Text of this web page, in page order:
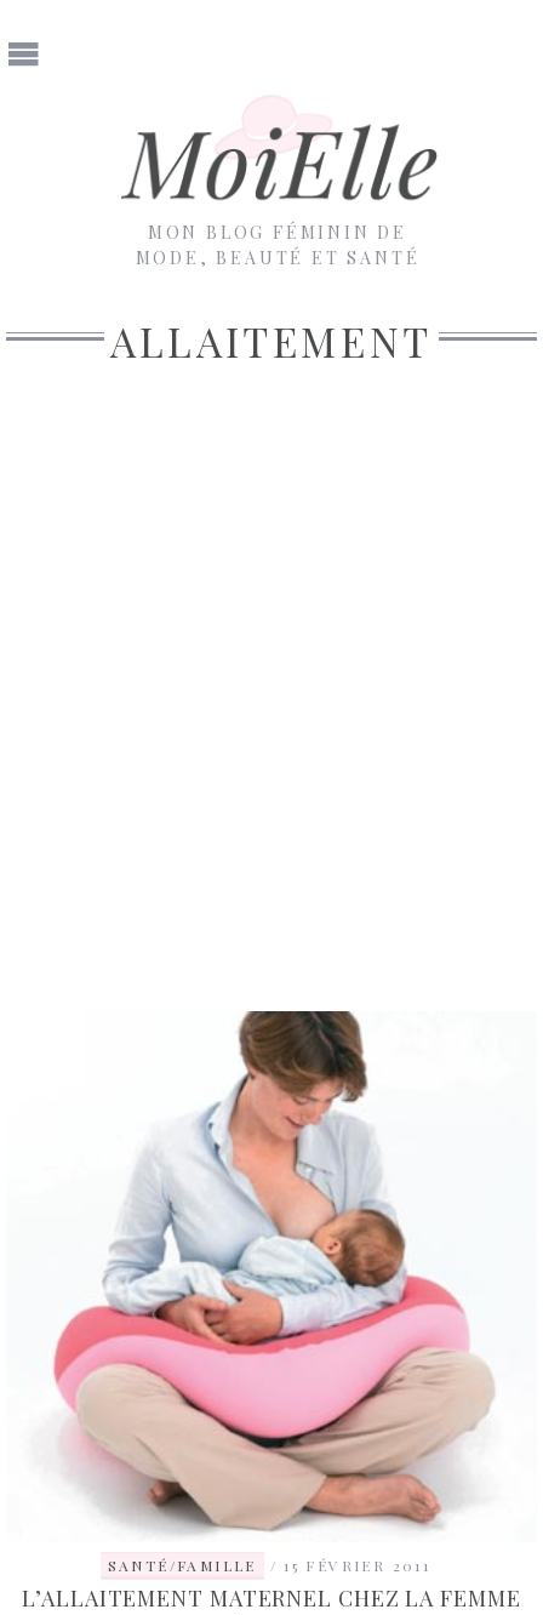
MON BLOG FÉMININ DE
MODE, BEAUTÉ ET SANTÉ
ALLAITEMENT
SANTÉ/FAMILLE 15 FÉVRIER 2011
L’ALLAITEMENT MATERNEL CHEZ LA FEMME